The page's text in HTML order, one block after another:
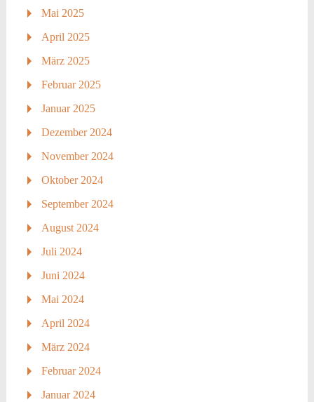
Mai 2025
April 2025
März 2025
Februar 2025
Januar 2025
Dezember 2024
November 2024
Oktober 2024
September 2024
August 2024
Juli 2024
Juni 2024
Mai 2024
April 2024
März 2024
Februar 2024
Januar 2024